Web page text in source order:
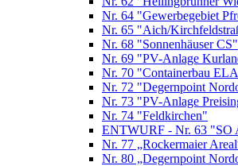
Nr. 64 "Gewerbegebiet
Nr. 65 "Aich/
Nr. 68 "Sonnenhäuser CS"
Nr. 69 "PV-Anlage
Nr. 70 "Containerbau
Nr. 72 "Degernpoint
Nr. 73 "PV-Anlage
Nr. 74 "Feldkirchen"
ENTWURF - Nr. 63 "SO
Nr. 77 „Rockermaier
Nr. 80 „Degernpoint